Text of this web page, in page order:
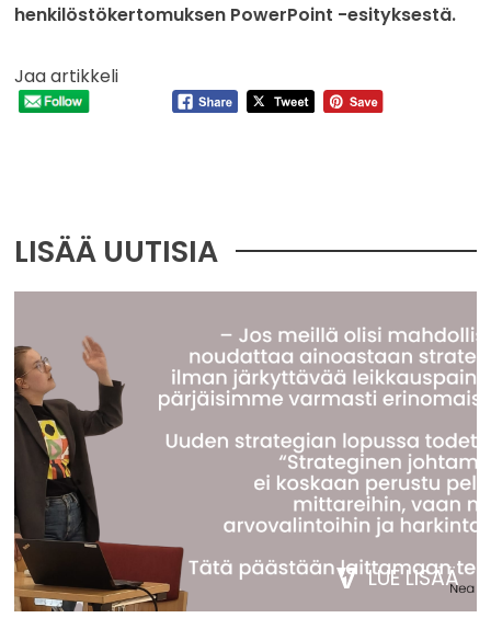
henkilöstökertomuksen PowerPoint -esityksestä.
Jaa artikkeli
LISÄÄ UUTISIA
LUE LISÄÄ